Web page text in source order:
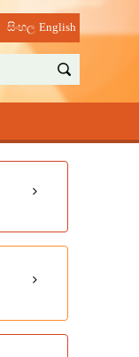
සිංහල English